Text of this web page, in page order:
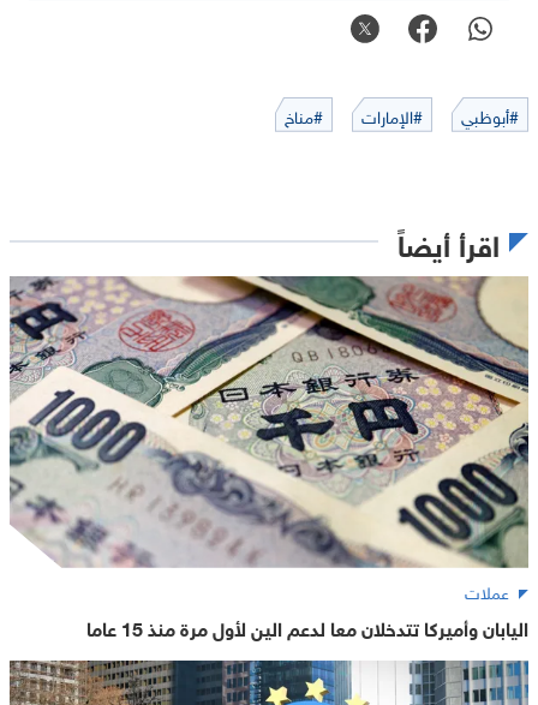
#أبوظبي #الإمارات #مناخ
اقرأ أيضاً
عملات
اليابان وأميركا تتدخلان معا لدعم الين لأول مرة منذ 15 عاما